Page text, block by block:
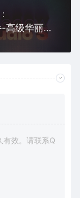
AE插件-高级华丽真实阴影拖尾投影 Shadow Studio 3 v1.0.0 Win中文汉化+使用教程
有效。请联系Q